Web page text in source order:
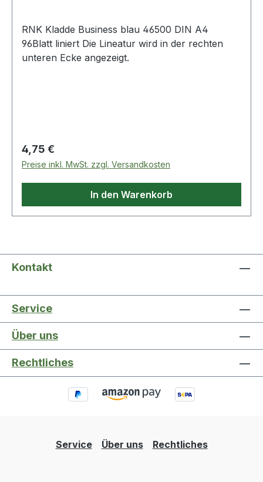
RNK Kladde Business blau 46500 DIN A4
96Blatt liniert Die Lineatur wird in der rechten
unteren Ecke angezeigt.
Regulärer Preis:
4,75 €
Preise inkl. MwSt. zzgl. Versandkosten
In den Warenkorb
Kontakt
Service
Über uns
Rechtliches
Service Über uns Rechtliches